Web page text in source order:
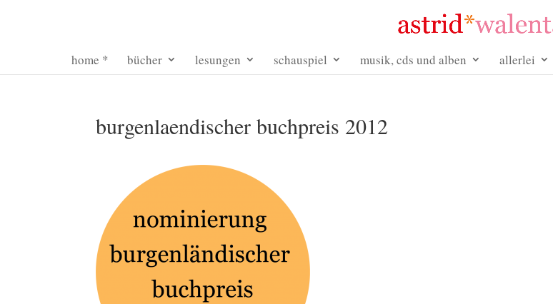
home * bücher lesungen schauspiel musik, cds und alben allerlei
burgenlaendischer buchpreis 2012